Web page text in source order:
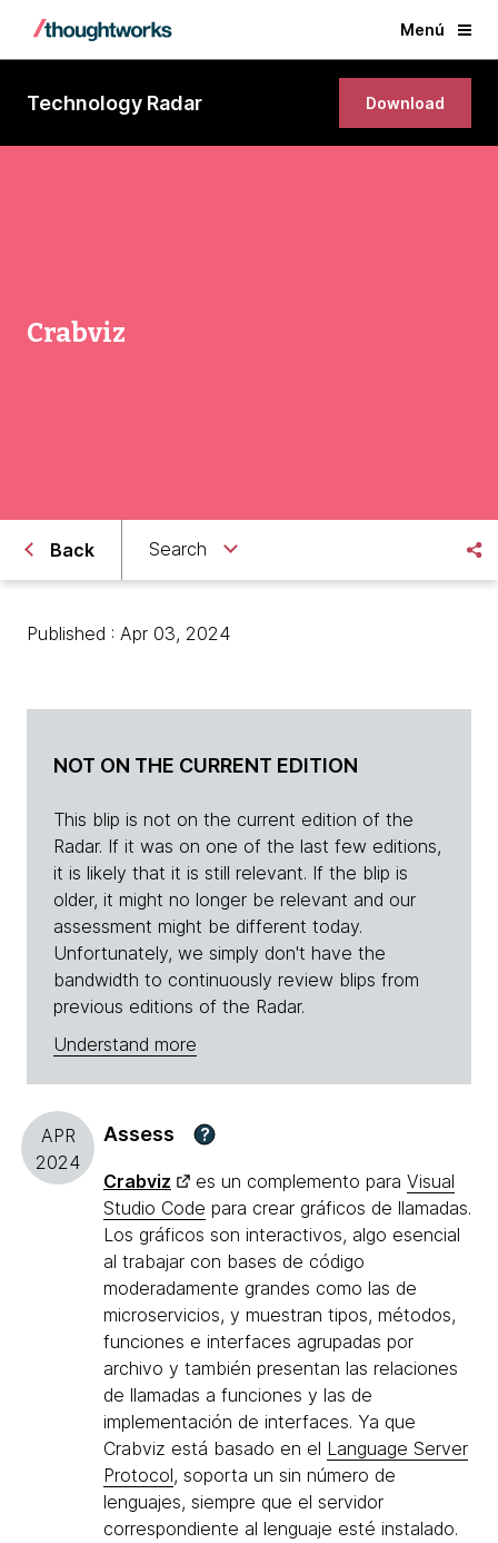
Menú
Technology Radar Download
Crabviz
Back Search
Published : Apr 03, 2024
NOT ON THE CURRENT EDITION
This blip is not on the current edition of the
Radar. If it was on one of the last few editions,
it is likely that it is still relevant. If the blip is
older, it might no longer be relevant and our
assessment might be different today.
Unfortunately, we simply don't have the
bandwidth to continuously review blips from
previous editions of the Radar.
Understand more
APR
2024
Assess ?
Crabviz es un complemento para Visual
Studio Code para crear gráficos de llamadas.
Los gráficos son interactivos, algo esencial
al trabajar con bases de código
moderadamente grandes como las de
microservicios, y muestran tipos, métodos,
funciones e interfaces agrupadas por
archivo y también presentan las relaciones
de llamadas a funciones y las de
implementación de interfaces. Ya que
Crabviz está basado en el Language Server
Protocol, soporta un sin número de
lenguajes, siempre que el servidor
correspondiente al lenguaje esté instalado.